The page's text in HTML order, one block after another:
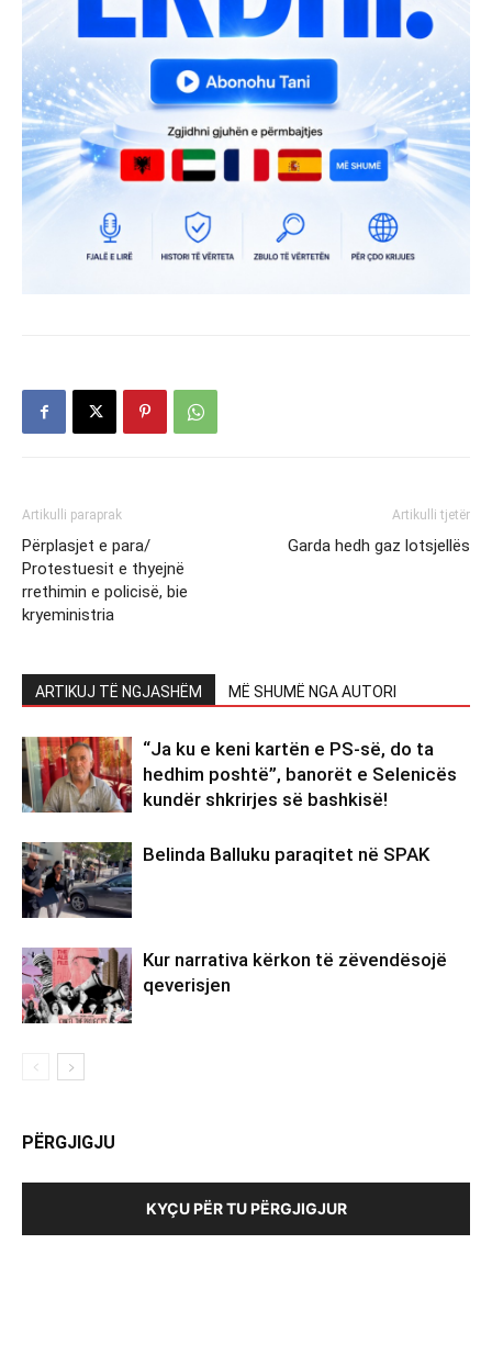
Artikulli paraprak
Përplasjet e para/
Protestuesit e thyejnë
rrethimin e policisë, bie
kryeministria
Artikulli tjetër
Garda hedh gaz lotsjellës
ARTIKUJ TË NGJASHËM MË SHUMË NGA AUTORI
“Ja ku e keni kartën e PS-së, do ta
hedhim poshtë”, banorët e Selenicës
kundër shkrirjes së bashkisë!
Belinda Balluku paraqitet në SPAK
Kur narrativa kërkon të zëvendësojë
qeverisjen
PËRGJIGJU
KYÇU PËR TU PËRGJIGJUR